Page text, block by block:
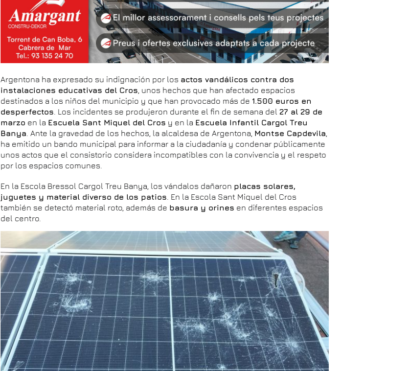
Argentona ha expresado su indignación por los actos vandálicos contra dos
instalaciones educativas del Cros , unos hechos que han afectado espacios
destinados a los niños del municipio y que han provocado más de 1.500 euros en
desperfectos . Los incidentes se produjeron durante el fin de semana del27 al 29 de
marzo en la Escuela Sant Miquel del Cros y en la Escuela Infantil Cargol Treu
Banya . Ante la gravedad de los hechos, la alcaldesa de Argentona, Montse Capdevila
ha emitido un bando municipal para informar a la ciudadanía y condenar públicamente
unos actos que el consistorio considera incompatibles con la convivencia y el respeto
por los espacios comunes.
En la Escola Bressol Cargol Treu Banya, los vándalos dañaron placas solares,
juguetes y material diverso de los patios . En la Escola Sant Miquel del Cros
también se detectó material roto, además de basura y orines en diferentes espacios
del centro.